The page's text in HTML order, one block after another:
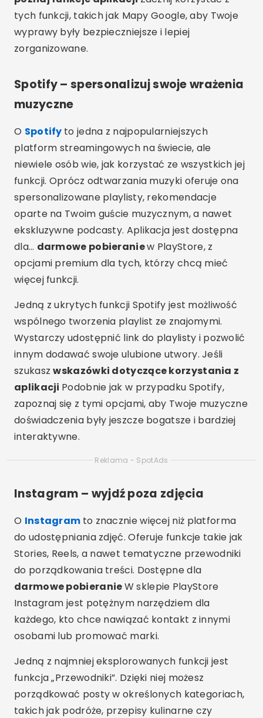
tych funkcji, takich jak Mapy Google, aby Twoje
wyprawy były bezpieczniejsze i lepiej
zorganizowane.
Spotify – spersonalizuj swoje wrażenia
muzyczne
O Spotify to jedna z najpopularniejszych
platform streamingowych na świecie, ale
niewiele osób wie, jak korzystać ze wszystkich jej
funkcji. Oprócz odtwarzania muzyki oferuje ona
spersonalizowane playlisty, rekomendacje
oparte na Twoim guście muzycznym, a nawet
ekskluzywne podcasty. Aplikacja jest dostępna
dla… darmowe pobieraniew PlayStore, z
opcjami premium dla tych, którzy chcą mieć
więcej funkcji.
Jedną z ukrytych funkcji Spotify jest możliwość
wspólnego tworzenia playlist ze znajomymi.
Wystarczy udostępnić link do playlisty i pozwolić
innym dodawać swoje ulubione utwory. Jeśli
szukaszwskazówki dotyczące korzystania z
aplikacji Podobnie jak w przypadku Spotify,
zapoznaj się z tymi opcjami, aby Twoje muzyczne
doświadczenia były jeszcze bogatsze i bardziej
interaktywne.
Reklama - SpotAds
Instagram – wyjdź poza zdjęcia
O Instagram to znacznie więcej niż platforma
do udostępniania zdjęć. Oferuje funkcje takie jak
Stories, Reels, a nawet tematyczne przewodniki
do porządkowania treści. Dostępne dla
darmowe pobieranieW sklepie PlayStore
Instagram jest potężnym narzędziem dla
każdego, kto chce nawiązać kontakt z innymi
osobami lub promować marki.
Jedną z najmniej eksplorowanych funkcji jest
funkcja „Przewodniki”. Dzięki niej możesz
porządkować posty w określonych kategoriach,
takich jak podróże, przepisy kulinarne czy